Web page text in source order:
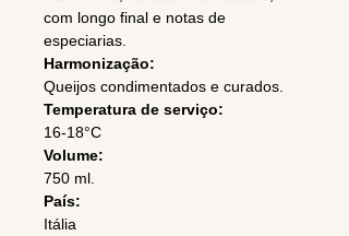
com longo final e notas de
especiarias.
Harmonização:
Queijos condimentados e curados.
Temperatura de serviço:
16-18°C
Volume:
750 ml.
País:
Itália